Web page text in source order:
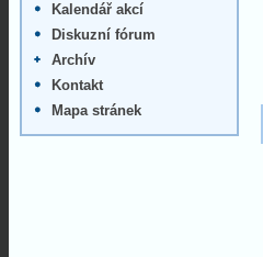
Kalendář akcí
Diskuzní fórum
Archív
Kontakt
Mapa stránek